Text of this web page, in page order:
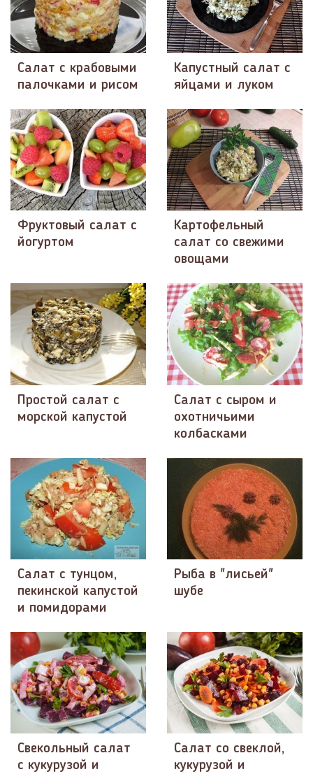
Салат с крабовыми
палочками и рисом
Капустный салат с
яйцами и луком
Фруктовый салат с
йогуртом
Картофельный
салат со свежими
овощами
Простой салат с
морской капустой
Салат с сыром и
охотничьими
колбасками
Салат с тунцом,
пекинской капустой
и помидорами
Рыба в "лисьей"
шубе
Свекольный салат
с кукурузой и
Салат со свеклой,
кукурузой и